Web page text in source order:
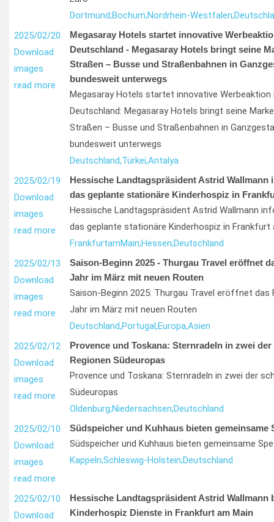
Dortmund;Bochum;Nordrhein-Westfalen;
2025/02/20
Download
images
read more
Megasaray Hotels startet innovative
Deutschland - Megasaray Hotels bringt seine
Straßen – Busse und Straßenbahnen in
bundesweit unterwegs
Megasaray Hotels startet innovative
Deutschland: Megasaray Hotels bringt seine
Straßen – Busse und Straßenbahnen in
bundesweit unterwegs
Deutschland,Türkei,Antalya
2025/02/19
Download
images
read more
Hessische Landtagspräsident Astrid Wallmann
das geplante stationäre Kinderhospiz in
Hessische Landtagspräsident Astrid Wallmann
das geplante stationäre Kinderhospiz in Frankfurt
FrankfurtamMain;Hessen;Deutschland
2025/02/13
Download
images
read more
Saison-Beginn 2025 - Thurgau Travel eröffnet
Jahr im März mit neuen Routen
Saison-Beginn 2025: Thurgau Travel eröffnet
Jahr im März mit neuen Routen
Deutschland,Portugal,Europa,Asien
2025/02/12
Download
images
read more
Provence und Toskana: Sternradeln in zwei
Regionen Südeuropas
Provence und Toskana: Sternradeln in zwei der
Südeuropas
Oldenburg;Niedersachsen;Deutschland
2025/02/10
Download
images
read more
Südspeicher und Kuhhaus bieten gemeinsame
Südspeicher und Kuhhaus bieten gemeinsame
Kappeln;Schleswig-Holstein;Deutschland
2025/02/10
Download
Hessische Landtagspräsident Astrid Wallmann
Kinderhospiz Dienste in Frankfurt am Main